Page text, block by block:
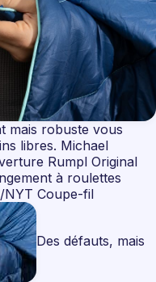
mais robuste vous
libres. Michael
Rumpl Original
à roulettes
NYT Coupe-fil
Des défauts, mais